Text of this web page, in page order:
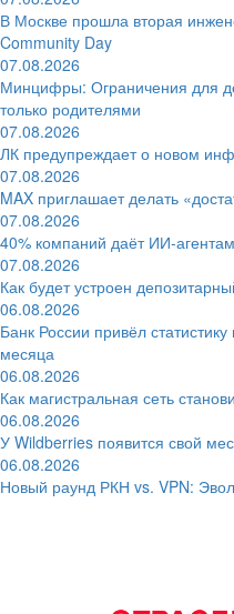
В Москве прошла вторая
Community Day
07.08.2026
Минцифры: Ограничения для
только родителями
07.08.2026
ЛК предупреждает о новом
07.08.2026
MAX приглашает делать
07.08.2026
40% компаний даёт
07.08.2026
Как будет устроен
06.08.2026
Банк России привёл
месяца
06.08.2026
Как магистральная сеть
06.08.2026
У Wildberries появится свой
06.08.2026
Новый раунд РКН vs. VPN: